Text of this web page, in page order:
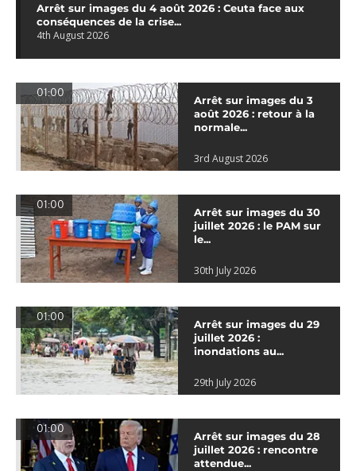
Arrêt sur images du 4 août 2026 : Ceuta face aux
conséquences de la crise...
4th August 2026
01:00
Arrêt sur images du 3
août 2026 : retour à la
normale...
3rd August 2026
01:00
Arrêt sur images du 30
juillet 2026 : le PAM sur
le...
30th July 2026
01:00
Arrêt sur images du 29
juillet 2026 :
inondations au...
29th July 2026
01:00
Arrêt sur images du 28
juillet 2026 : rencontre
attendue...